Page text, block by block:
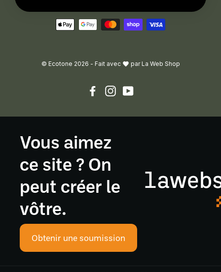
© Ecotone 2026 - Fait avec parLa Web Shop
FacebookInstagram
Vous aimez
ce site ? On
peut créer le
vôtre.
Obtenir une soumission